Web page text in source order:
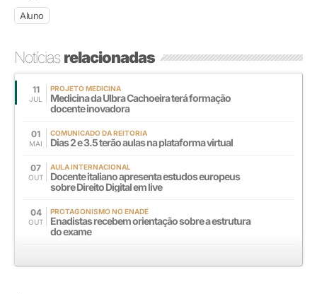
Aluno
Notíciasrelacionadas
11
JUL
PROJETO MEDICINA
Medicina da Ulbra Cachoeira terá formação
docente inovadora
01
MAI
COMUNICADO DA REITORIA
Dias 2 e 3.5 terão aulas na plataforma virtual
07
OUT
AULA INTERNACIONAL
Docente italiano apresenta estudos europeus
sobre Direito Digital em live
04
OUT
PROTAGONISMO NO ENADE
Enadistas recebem orientação sobre a estrutura
do exame